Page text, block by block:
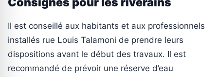
Il est conseillé aux habitants et aux professionnels
installés rue Louis Talamoni de prendre leurs
dispositions avant le début des travaux. Il est
recommandé de prévoir une réserve d’eau